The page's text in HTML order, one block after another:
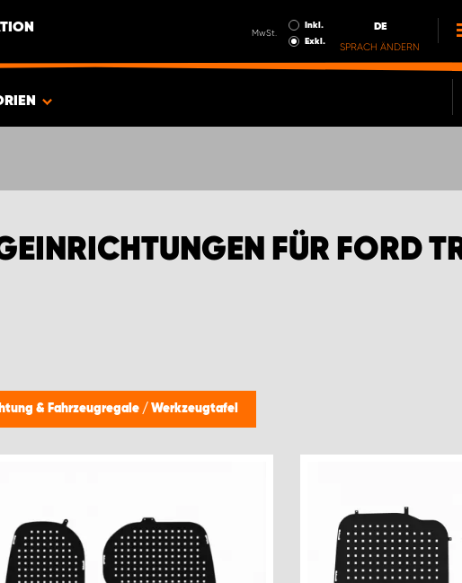
MwSt.
Inkl.
Exkl.
DE
SPRACH ÄNDERN
TRANSPORTER
FÜR FORD
& Fahrzeugregale / Werkzeugtafel